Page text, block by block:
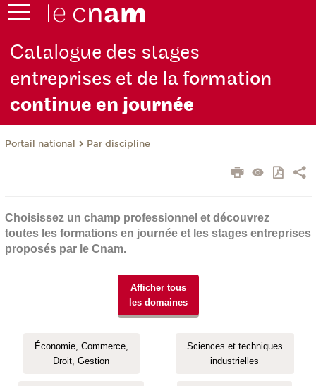
Catalogue des stages
entreprises et de la formation
continue en journée
Portail national Par discipline
Choisissez un champ professionnel et découvrez
toutes les formations en journée et les stages entreprises
proposés par le Cnam.
Afficher tous
les domaines
Économie, Commerce,
Droit, Gestion
Sciences et techniques
industrielles